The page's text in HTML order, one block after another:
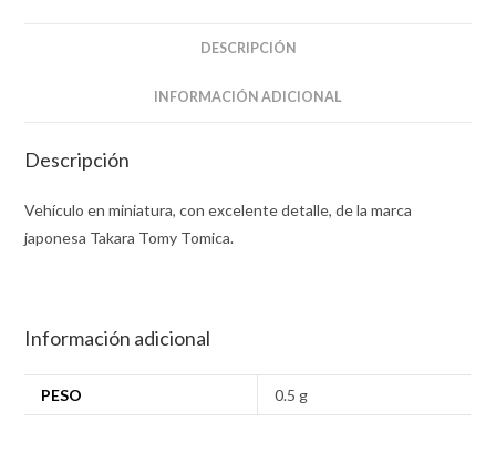
DESCRIPCIÓN
INFORMACIÓN ADICIONAL
Descripción
Vehículo en miniatura, con excelente detalle, de la marca
japonesa Takara Tomy Tomica.
Información adicional
PESO 0.5 g